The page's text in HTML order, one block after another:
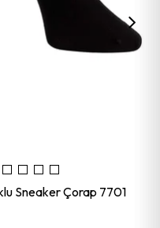
Sneaker Çorap 7701